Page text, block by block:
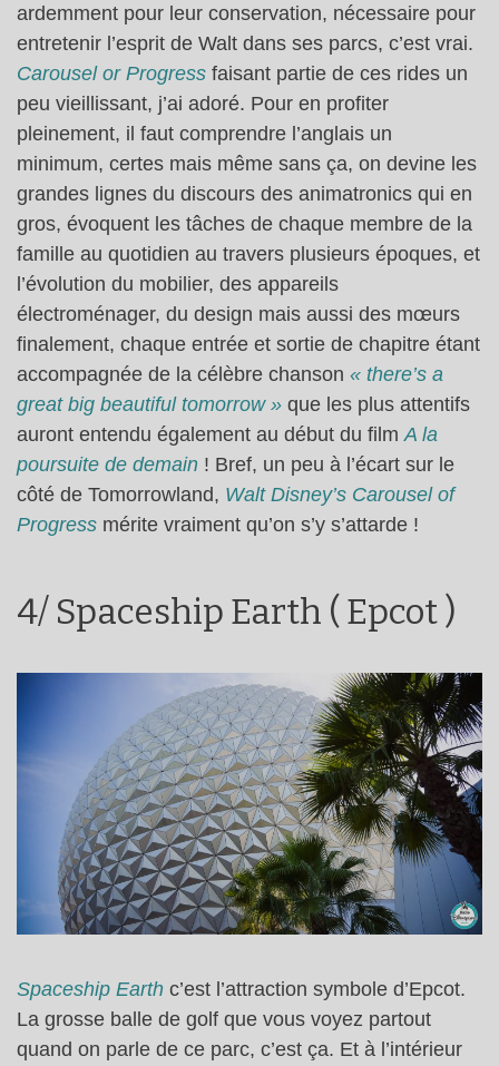
ardemment pour leur conservation, nécessaire pour
entretenir l’esprit de Walt dans ses parcs, c’est vrai.
Carousel or Progress faisant partie de ces rides un
peu vieillissant, j’ai adoré. Pour en profiter
pleinement, il faut comprendre l’anglais un
minimum, certes mais même sans ça, on devine les
grandes lignes du discours des animatronics qui en
gros, évoquent les tâches de chaque membre de la
famille au quotidien au travers plusieurs époques, et
l’évolution du mobilier, des appareils
électroménager, du design mais aussi des mœurs
finalement, chaque entrée et sortie de chapitre étant
accompagnée de la célèbre chanson « there’s a
great big beautiful tomorrow » que les plus attentifs
auront entendu également au début du film A la
poursuite de demain ! Bref, un peu à l’écart sur le
côté de Tomorrowland, Walt Disney’s Carousel of
Progress mérite vraiment qu’on s’y s’attarde !
4/ Spaceship Earth ( Epcot )
Spaceship Earth c’est l’attraction symbole d’Epcot.
La grosse balle de golf que vous voyez partout
quand on parle de ce parc, c’est ça. Et à l’intérieur